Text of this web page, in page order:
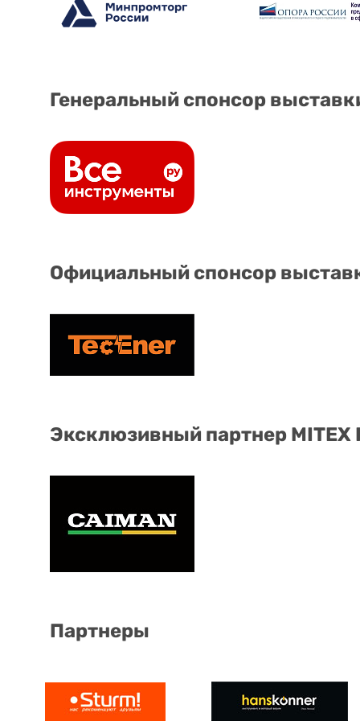
Генеральный спонсор
Официальный спонсор
Эксклюзивный партнер
Партнеры